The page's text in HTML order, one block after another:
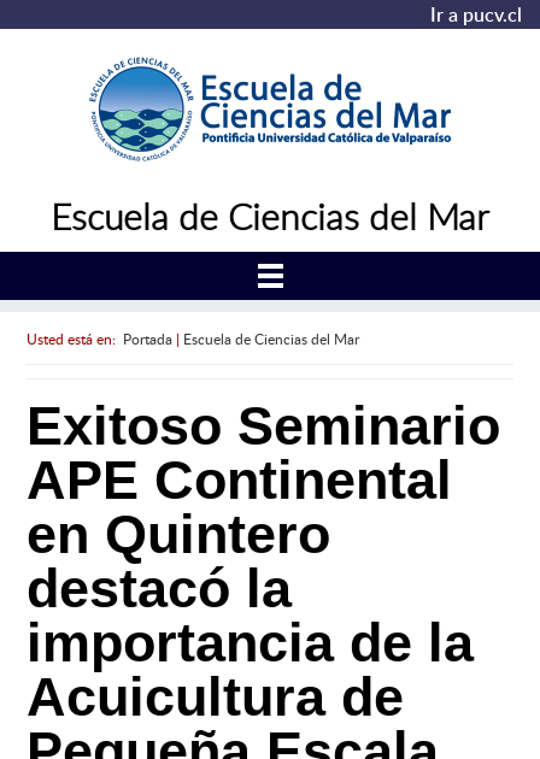
Ir a pucv.cl
Escuela de Ciencias del Mar
Usted está en: Portada| Escuela de Ciencias del Mar
Exitoso Seminario
APE Continental
en Quintero
destacó la
importancia de la
Acuicultura de